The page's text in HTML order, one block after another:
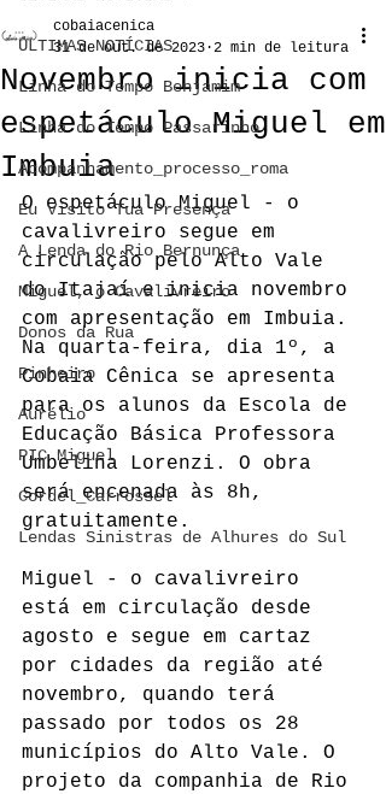
ÚLTIMAS NOTÍCIAS
Linha do Tempo Benjamim
Linha do Tempo Passarinho
Acompanhamento_processo_roma
Eu Visito Tua Presença
A Lenda do Rio Bernunça
Miguel, o Cavalivreiro
Donos da Rua
Pinheiro
Aurélio
PIC Miguel
Cordel_Carrossel
Lendas Sinistras de Alhures do Sul
Novembro inicia com
espetáculo Miguel em
Imbuia
cobaiacenica
31 de out. de 2023 2 min de leitura
O espetáculo Miguel - o
cavalivreiro segue em
circulação pelo Alto Vale
do Itajaí e inicia novembro
com apresentação em Imbuia.
Na quarta-feira, dia 1º, a
Cobaia Cênica se apresenta
para os alunos da Escola de
Educação Básica Professora
Umbelina Lorenzi. O obra
será encenada às 8h,
gratuitamente.
Miguel - o cavalivreiro
está em circulação desde
agosto e segue em cartaz
por cidades da região até
novembro, quando terá
passado por todos os 28
municípios do Alto Vale. O
projeto da companhia de Rio